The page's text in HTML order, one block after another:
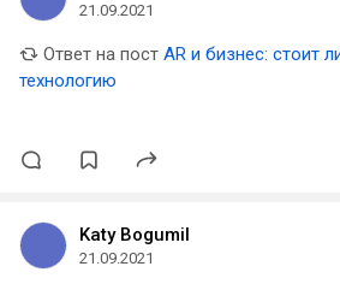
21.09.2021
Ответ на пост AR и бизнес: стоит
технологию
Katy Bogumil
21.09.2021